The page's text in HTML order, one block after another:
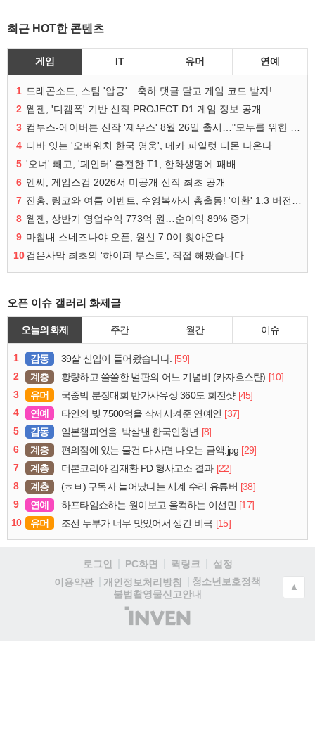
최근 HOT한 콘텐츠
게임 IT 유머 연예
1 드래곤소드, 스팀 '압긍'…축하 댓글 달고 게임 코드 받자!
2 웹젠, '디겜폭' 기반 신작 PROJECT D1 게임 정보 공개
3
4 디바 잇는 '오버워치 한국 영웅', 메카 파일럿 디몬 나온다
5 '오너' 빼고, '페인터' 출전한 T1, 한화생명에 패배
6 엔씨, 게임스컴 2026서 미공개 신작 최초 공개
7
8 웹젠, 상반기 영업수익 773억 원…순이익 89% 증가
9 마침내 스네즈나야 오픈, 원신 7.0이 찾아온다
10검은사막 최초의 '하이퍼 부스트', 직접 해봤습니다
오픈 이슈 갤러리 화제글
오늘의 화제 주간 월간 이슈
1 감동 39살 신입이 들어왔습니다. [59]
2
계층 황량하고 쓸쓸한 벌판의 어느 기념비 (카자흐스탄) [10]
3
유머 국중박 분장대회 반가사유상 360도 회전샷 [45]
4
연예 타인의 빚 7500억을 삭제시켜준 연예인 [37]
5
감동 일본챔피언을. 박살낸 한국인청년 [8]
6
계층 편의점에 있는 물건 다 사면 나오는 금액.jpg [29]
7
계층 더본코리아 김재환 PD 형사고소 결과 [22]
8
계층 (ㅎㅂ) 구독자 늘어났다는 시계 수리 유튜버 [38]
9
연예 하프타임쇼하는 원이보고 울컥하는 이선민 [17]
10
유머 조선 두부가 너무 맛있어서 생긴 비극 [15]
로그인 PC화면 퀵링크
설정
이용약관
개인정보처리방침
청소년보호정책
불법촬영물신고안내
(주)
인
▲